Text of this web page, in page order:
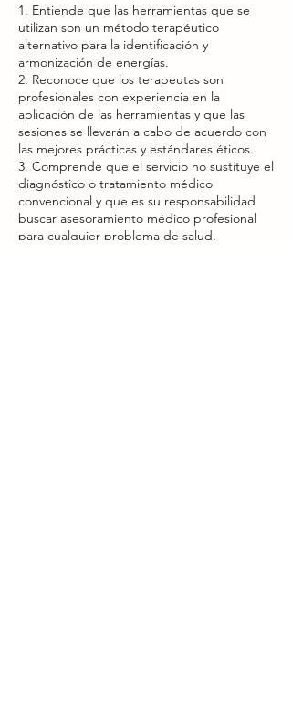
1. Entiende que las herramientas que se
utilizan son un método terapéutico
alternativo para la identificación y
armonización de energías.
2. Reconoce que los terapeutas son
profesionales con experiencia en la
aplicación de las herramientas y que las
sesiones se llevarán a cabo de acuerdo con
las mejores prácticas y estándares éticos.
3. Comprende que el servicio no sustituye el
diagnóstico o tratamiento médico
convencional y que es su responsabilidad
buscar asesoramiento médico profesional
para cualquier problema de salud.